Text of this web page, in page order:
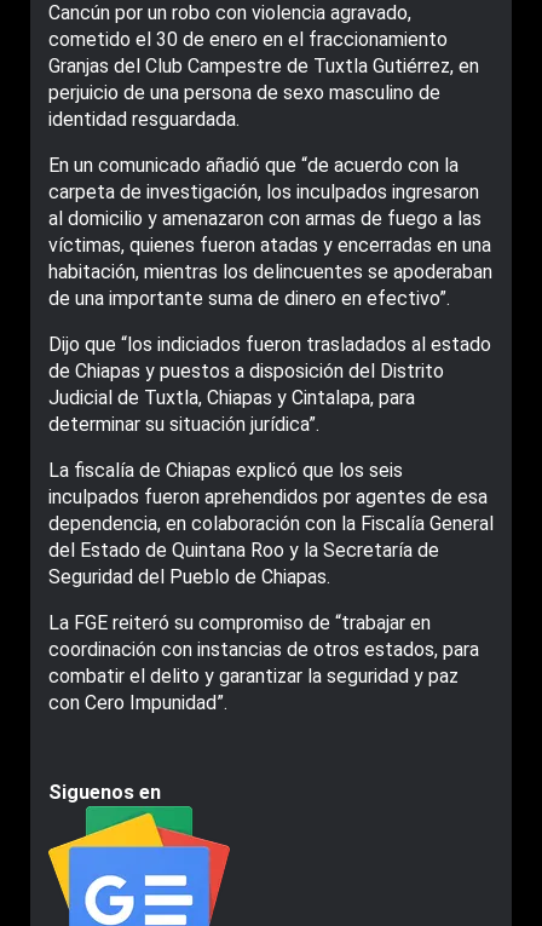
Cancún por un robo con violencia agravado,
cometido el 30 de enero en el fraccionamiento
Granjas del Club Campestre de Tuxtla Gutiérrez, en
perjuicio de una persona de sexo masculino de
identidad resguardada.
En un comunicado añadió que “de acuerdo con la
carpeta de investigación, los inculpados ingresaron
al domicilio y amenazaron con armas de fuego a las
víctimas, quienes fueron atadas y encerradas en una
habitación, mientras los delincuentes se apoderaban
de una importante suma de dinero en efectivo”.
Dijo que “los indiciados fueron trasladados al estado
de Chiapas y puestos a disposición del Distrito
Judicial de Tuxtla, Chiapas y Cintalapa, para
determinar su situación jurídica”.
La fiscalía de Chiapas explicó que los seis
inculpados fueron aprehendidos por agentes de esa
dependencia, en colaboración con la Fiscalía General
del Estado de Quintana Roo y la Secretaría de
Seguridad del Pueblo de Chiapas.
La FGE reiteró su compromiso de “trabajar en
coordinación con instancias de otros estados, para
combatir el delito y garantizar la seguridad y paz
con Cero Impunidad”.
Siguenos en